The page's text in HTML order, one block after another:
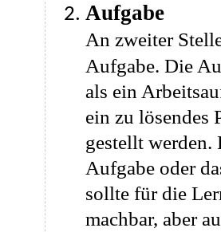
Aufgabe
An zweiter
Aufgabe. Die
als ein
ein zu lösendes
gestellt werden.
Aufgabe oder
sollte für die
machbar, aber